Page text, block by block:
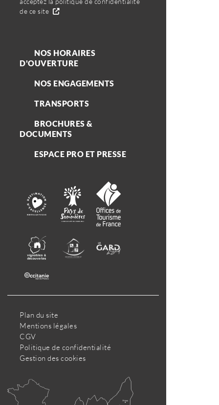
de ce site
NOS HORAIRES
D'OUVERTURE
NOS ENGAGEMENTS
TRANSPORTS
BROCHURES &
DOCUMENTS
ESPACE PRO ET PRESSE
Plan du site
Mentions légales
CGV
Politique de confidentialité
Gestion des cookies